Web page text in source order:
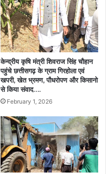
केन्द्रीय कृषि मंत्री शिवराज सिंह चौहान
पहुंचे छत्तीसगढ़ के ग्राम गिरहोला एवं
खपरी, खेत भ्रमण, पौधरोपण और किसानो
से किया संवाद….
February 1, 2026